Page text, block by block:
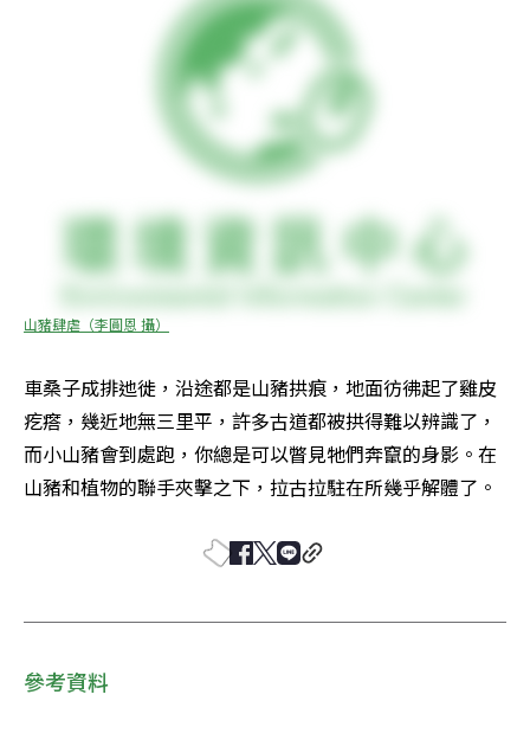
山豬肆虐（李圓恩 攝）
車桑子成排迆徙，沿途都是山豬拱痕，地面彷彿起了雞皮
疙瘩，幾近地無三里平，許多古道都被拱得難以辨識了，
而小山豬會到處跑，你總是可以瞥見牠們奔竄的身影。在
山豬和植物的聯手夾擊之下，拉古拉駐在所幾乎解體了。
參考資料